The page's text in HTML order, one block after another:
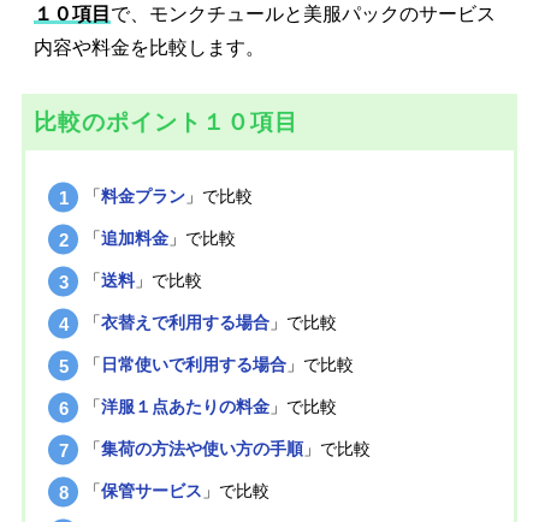
１０項目 で、モンクチュールと美服パックのサービス
内容や料金を比較します。
比較のポイント１０項目
「料金プラン 」で比較
「追加料金 」で比較
「送料」で比較
「衣替えで利用する場合 」で比較
「 日常使いで利用する場合 」で比較
「洋服１点あたりの料金 」で比較
「集荷の方法や使い方の手順 」で比較
「保管サービス 」で比較